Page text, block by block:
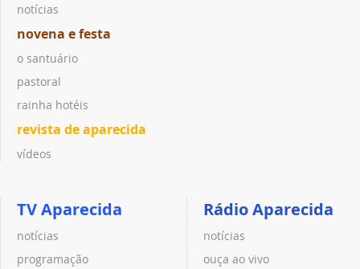
notícias
novena e festa
o santuário
pastoral
rainha hotéis
revista de aparecida
vídeos
TV Aparecida
notícias
programação
Rádio Aparecida
notícias
ouça ao vivo